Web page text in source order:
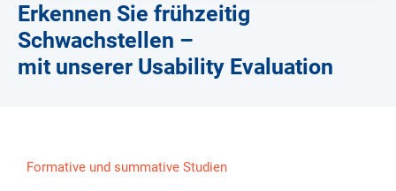
Erkennen Sie frühzeitig
Schwachstellen –
mit unserer Usability Evaluation
Formative und summative Studien